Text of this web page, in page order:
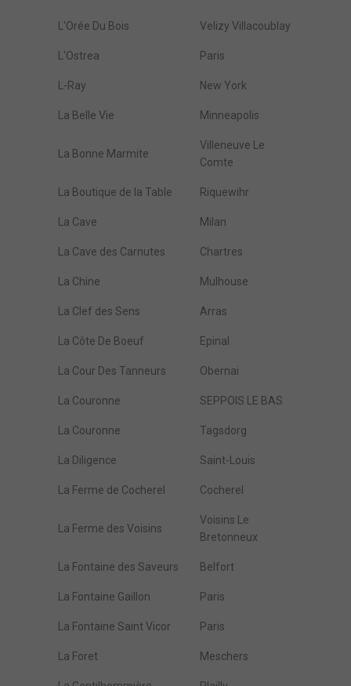
L'Orée Du Bois Velizy Villacoublay
L'Ostrea Paris
L-Ray New York
La Belle Vie Minneapolis
La Bonne Marmite
Villeneuve Le
Comte
La Boutique de la Table Riquewihr
La Cave Milan
La Cave des Carnutes Chartres
La Chine Mulhouse
La Clef des Sens Arras
La Côte De Boeuf Epinal
La Cour Des Tanneurs Obernai
La Couronne SEPPOIS LE BAS
La Couronne Tagsdorg
La Diligence Saint-Louis
La Ferme de Cocherel Cocherel
La Ferme des Voisins
Voisins Le
Bretonneux
La Fontaine des Saveurs Belfort
La Fontaine Gaillon Paris
La Fontaine Saint Vicor Paris
La Foret Meschers